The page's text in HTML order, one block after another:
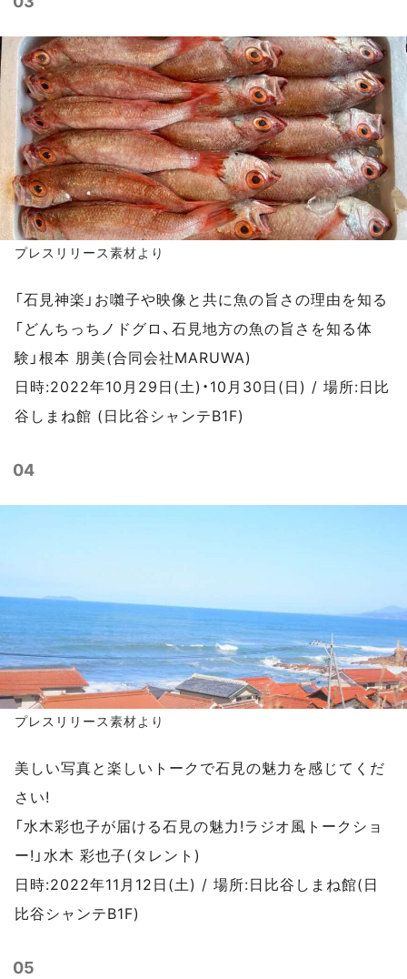
プレスリリース 素材より
「石見神楽」お囃子や映像と共に魚の旨さの理由を知る
「どんちっちノドグロ、石見地方の魚の旨さを知る体
験」根本 朋美(合同会社MARUWA)
日時:2022年10月29日(土)・10月30日(日) / 場所:日比
谷しまね館 (日比谷シャンテB1F)
04
プレスリリース 素材より
美しい写真と楽しいトークで石見の魅力を感じてくだ
さい!
「水木彩也子が届ける石見の魅力!ラジオ風トークショ
ー!」水木 彩也子(タレント)
日時:2022年11月12日(土) / 場所:日比谷しまね館(日
比谷シャンテB1F)
05